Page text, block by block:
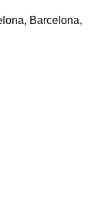
Barcelona,